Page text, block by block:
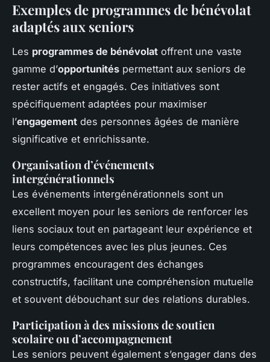
Exemples de programmes de bénévolat
adaptés aux seniors
Les programmes de bénévolat offrent une vaste
gamme d’opportunités permettant aux seniors de
rester actifs et engagés. Ces initiatives sont
spécifiquement adaptées pour maximiser
l’engagement des personnes âgées de manière
significative et enrichissante.
Organisation d’événements
intergénérationnels
Les événements intergénérationnels sont un
excellent moyen pour les seniors de renforcer les
liens sociaux tout en partageant leur expérience et
leurs compétences avec les plus jeunes. Ces
programmes encouragent des échanges
constructifs, facilitant une compréhension mutuelle
et souvent débouchant sur des relations durables.
Participation à des missions de soutien
scolaire ou d’accompagnement
Les seniors peuvent également s’engager dans des